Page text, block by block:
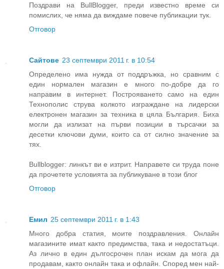
Поздрави на BullBlogger, преди известно време си
помислих, че няма да виждаме повече публикации тук.
Отговор
Сайтове 23 септември 2011 г. в 10:54
Определено има нужда от поддръжка, но сравним с
един нормален магазин е много по-добре да го
направим в интернет. Построяването само на един
Технополис струва колкото изграждане на лидерски
електронен магазин за техника в цяла България. Биха
могли да излизат на първи позиции в търсачки за
десетки ключови думи, които са от силно значение за
тях.
Bullblogger: линкът ви е изтрит. Направете си труда поне
да прочетете условията за публикуване в този блог
Отговор
Емил 25 септември 2011 г. в 1:43
Много добра статия, моите поздравления. Онлайн
магазините имат както предимства, така и недостатъци.
Аз лично в един дългосрочен план искам да мога да
продавам, както онлайн така и офлайн. Според мен най-